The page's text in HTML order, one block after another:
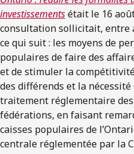
investissementsétait le 16
consultation sollicitait, entre
ce qui suit : les moyens de
populaires de faire des
et de stimuler la
des différends et la nécessité
traitement réglementaire
fédérations, en faisant
caisses populaires de
centrale réglementée par la